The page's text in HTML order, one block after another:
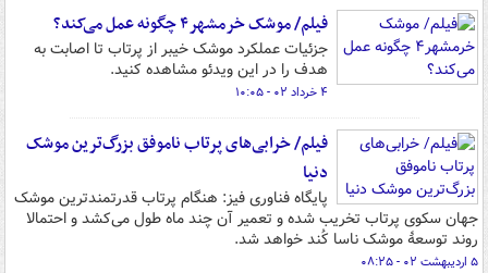
فیلم/ موشک خرمشهر۴ چگونه عمل می‌کند؟
جزئیات عملکرد موشک خیبر از پرتاب تا اصابت به
هدف را در این ویدئو مشاهده کنید.
۴ خرداد ۰۲ - ۱۰:۰۵
فیلم/ خرابی‌های پرتاب ناموفق بزرگ‌ترین موشک
دنیا
پایگاه فناوری فیز: هنگام پرتاب قدرتمندترین موشک
جهان سکوی پرتاب تخریب شده و تعمیر آن چند ماه طول می‌کشد و احتمالا
روند توسعۀ موشک ناسا کُند خواهد شد.
۵ اردیبهشت ۰۲ - ۰۸:۲۵